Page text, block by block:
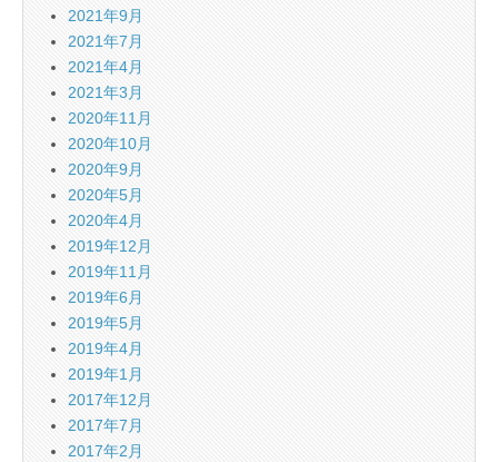
2021年9月
2021年7月
2021年4月
2021年3月
2020年11月
2020年10月
2020年9月
2020年5月
2020年4月
2019年12月
2019年11月
2019年6月
2019年5月
2019年4月
2019年1月
2017年12月
2017年7月
2017年2月